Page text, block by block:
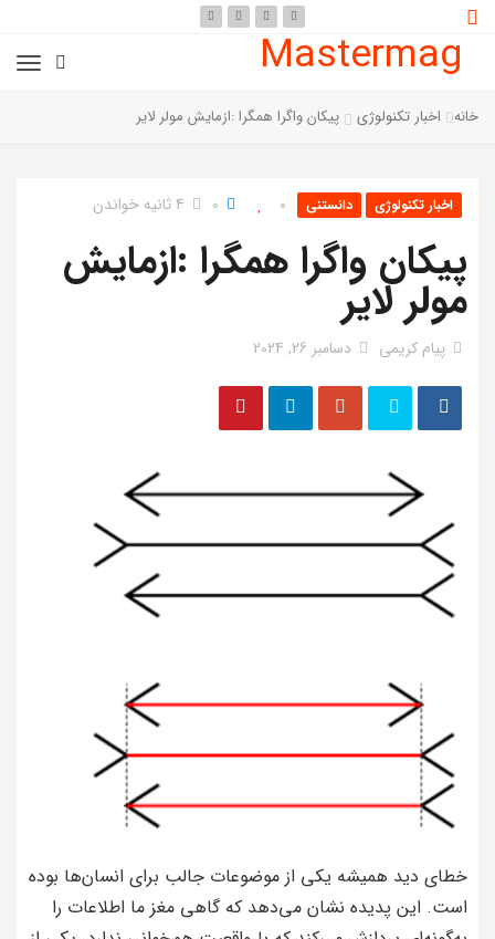
Mastermag
خانه اخبار تکنولوژی پیکان واگرا همگرا :ازمایش مولر لایر
اخبار تکنولوژی دانستنی 0
0 4 ثانیه خواندن
پیکان واگرا همگرا :ازمایش
مولر لایر
پیام کریمی دسامبر 26, 2024
خطای دید همیشه یکی از موضوعات جالب برای انسان‌ها بوده
است. این پدیده نشان می‌دهد که گاهی مغز ما اطلاعات را